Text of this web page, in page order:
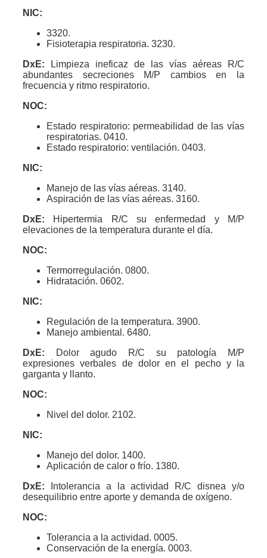
NIC:
3320.
Fisioterapia respiratoria. 3230.
DxE:
Limpieza ineficaz de las vías aéreas R/C
abundantes secreciones M/P cambios en la
frecuencia y ritmo respiratorio.
NOC:
Estado respiratorio: permeabilidad de las vías
respiratorias. 0410.
Estado respiratorio: ventilación. 0403.
NIC:
Manejo de las vías aéreas. 3140.
Aspiración de las vías aéreas. 3160.
DxE: Hipertermia R/C su enfermedad y M/P
elevaciones de la temperatura durante el día.
NOC:
Termorregulación. 0800.
Hidratación. 0602.
NIC:
Regulación de la temperatura. 3900.
Manejo ambiental. 6480.
DxE:
Dolor agudo R/C su patología M/P
expresiones verbales de dolor en el pecho y la
garganta y llanto.
NOC:
Nivel del dolor. 2102.
NIC:
Manejo del dolor. 1400.
Aplicación de calor o frío. 1380.
DxE:
Intolerancia a la actividad R/C disnea y/o
desequilibrio entre aporte y demanda de oxígeno.
NOC:
Tolerancia a la actividad. 0005.
Conservación de la energía. 0003.